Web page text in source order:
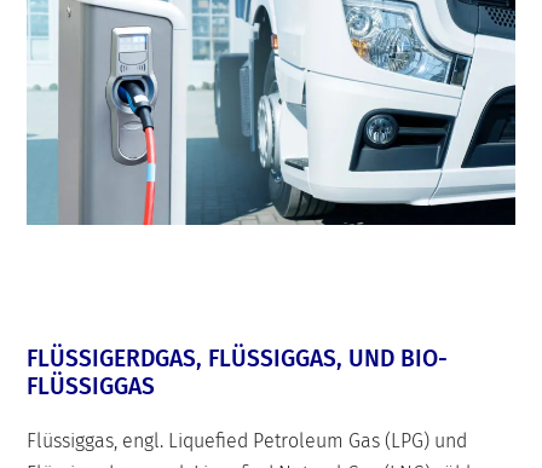
FLÜSSIGERDGAS, FLÜSSIGGAS, UND BIO-
FLÜSSIGGAS
Flüssiggas, engl. Liquefied Petroleum Gas (LPG) und